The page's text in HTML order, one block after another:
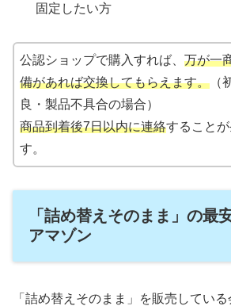
固定したい方
公認ショップで購入すれば、 万が一
備があれば交換してもらえます。 （
良・製品不具合の場合）
商品到着後7日以内に連絡すること
す。
「詰め替えそのまま」の最
アマゾン
「詰め替えそのまま」を販売している